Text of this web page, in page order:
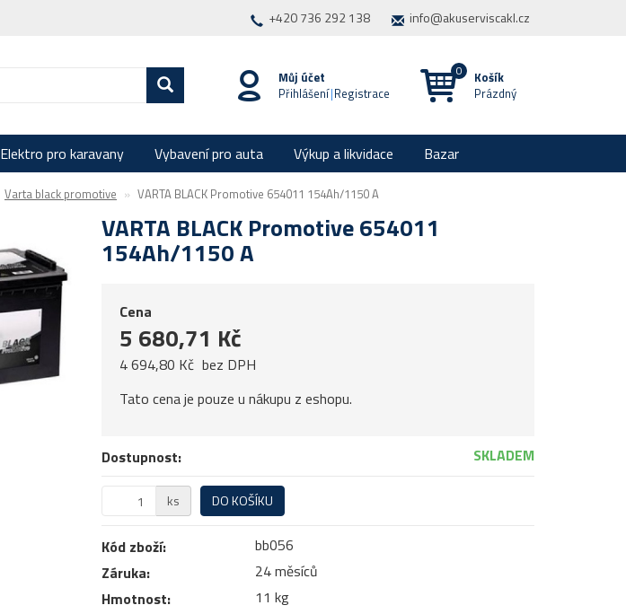
+420 736 292 138 info@akuserviscakl.cz
Můj účet
Přihlášení|Registrace
Košík
Prázdný
Elektro pro karavany Vybavení pro auta Výkup a likvidace Bazar
Varta black promotive VARTA BLACK Promotive 654011 154Ah/1150 A
VARTA BLACK Promotive 654011
154Ah/1150 A
Cena
5 680,71 Kč
4 694,80 Kč bez DPH
Tato cena je pouze u nákupu z eshopu.
Dostupnost: SKLADEM
ks DO KOŠÍKU
Kód zboží:
bb056
Záruka:
24 měsíců
Hmotnost:
11 kg